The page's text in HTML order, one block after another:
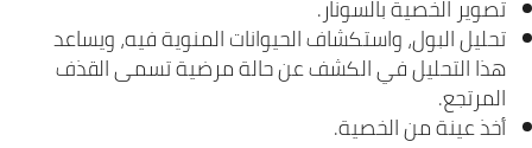
تصوير الخصية بالسونار.
تحليل البول، واستكشاف الحيوانات المنوية فيه، ويساعد
هذا التحليل في الكشف عن حالة مرضية تسمى القذف
المرتجع.
أخذ عينة من الخصية.